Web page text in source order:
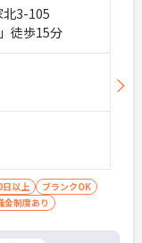
北3-105
徒歩15分
以上
ブランクOK
金制度あり